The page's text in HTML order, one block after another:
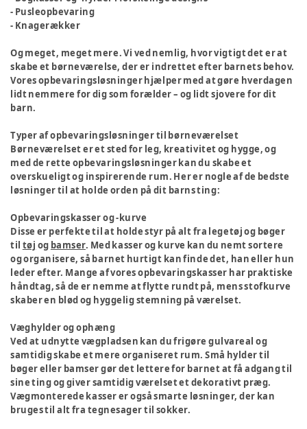
- Pusleopbevaring
- Knagerækker
Og meget, meget mere. Vi ved nemlig, hvor vigtigt det er at
skabe et børneværelse, der er indrettet efter barnets behov.
Vores opbevaringsløsninger hjælper med at gøre hverdagen
lidt nemmere for dig som forælder – og lidt sjovere for dit
barn.
Typer af opbevaringsløsninger til børneværelset
Børneværelset er et sted for leg, kreativitet og hygge, og
med de rette opbevaringsløsninger kan du skabe et
overskueligt og inspirerende rum. Her er nogle af de bedste
løsninger til at holde orden på dit barns ting:
Opbevaringskasser og -kurve
Disse er perfekte til at holde styr på alt fra legetøj og bøger
til tøj og bamser. Med kasser og kurve kan du nemt sortere
og organisere, så barnet hurtigt kan finde det, han eller hun
leder efter. Mange af vores opbevaringskasser har praktiske
håndtag, så de er nemme at flytte rundt på, mens stofkurve
skaber en blød og hyggelig stemning på værelset.
Væghylder og ophæng
Ved at udnytte vægpladsen kan du frigøre gulvareal og
samtidig skabe et mere organiseret rum. Små hylder til
bøger eller bamser gør det lettere for barnet at få adgang til
sine ting og giver samtidig værelset et dekorativt præg.
Vægmonterede kasser er også smarte løsninger, der kan
bruges til alt fra tegnesager til sokker.